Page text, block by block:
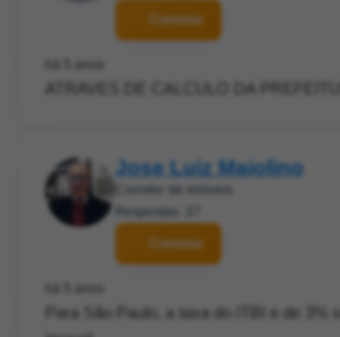
Contatar
há 5 anos
ATRAVES DE CALCULO DA
Jose Luiz Maiolino
Corretor de imóveis
Respostas: 37
Contatar
há 5 anos
Para São Paulo, a taxa do ITBI e de 3%